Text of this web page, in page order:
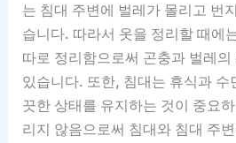
는 침대 주변에 벌레가 몰리고 번
습니다. 따라서 옷을 정리할 때에
따로 정리함으로써 곤충과 벌레
있습니다. 또한, 침대는 휴식과 수
끗한 상태를 유지하는 것이 중요
리지 않음으로써 침대와 침대 주